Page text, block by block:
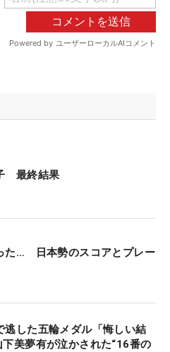
最終結果
た… 日本勢のスコアとプレー
逃した五輪メダル「悔しい結
美夢有が泣かされた“16番の